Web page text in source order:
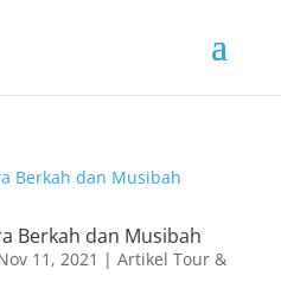
Berkah dan Musibah
11, 2021 | Artikel Tour &